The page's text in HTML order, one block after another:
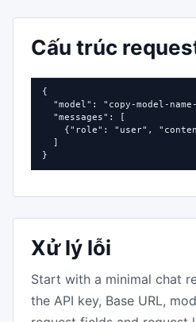
Cấu trúc
{
"model": "copy-model-
  "messages": [
{"role": "user",
  ]
}
Xử lý lỗi
Start with a minimal chat
the API key, Base URL,